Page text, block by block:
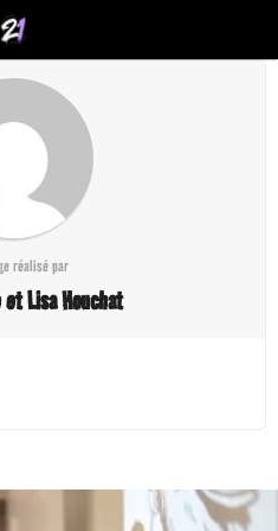
réalisé par
Lisa Houchat